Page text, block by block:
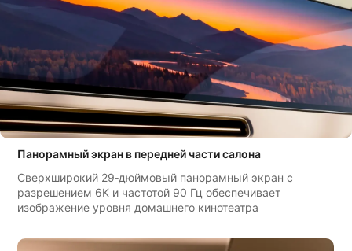
расход
350 км запас хода на электричестве
1370 км
запас хода в гибридном
режиме
Панорамный экран в передней части салона
Сверхширокий 29‑дюймовый панорамный экран с
разрешением 6K и частотой 90 Гц обеспечивает
изображение уровня домашнего кинотеатра